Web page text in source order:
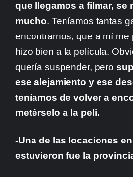
que llegamos a filmar, se
mucho. Teníamos tantas
encontrarnos, que a mí me
hizo bien a la película.
quería suspender, pero
ese alejamiento y ese
teníamos de volver a
metérselo a la peli.
-Una de las locaciones
estuvieron fue la